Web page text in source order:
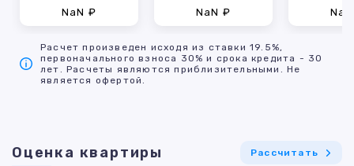
NaN ₽ NaN ₽
Расчет произведен исходя из ставки 19.5%,
первоначального взноса 30% и срока кредита - 30
лет. Расчеты являются приблизительными. Не
является офертой.
Оценка квартиры Рассчитать